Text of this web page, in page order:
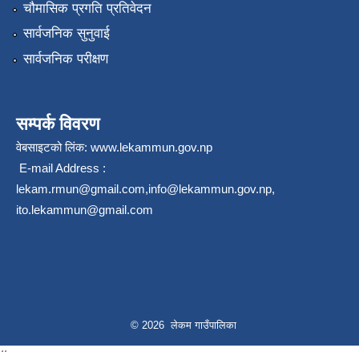
चौमासिक प्रगति प्रतिवेदन
सार्वजनिक सुनुवाई
सार्वजनिक परीक्षण
सम्पर्क विवरण
वेबसाइटको लिंक: www.lekammun.gov.np
E-mail Address :
lekam.rmun@gmail.com,info@lekammun.gov.np,
ito.lekammun@gmail.com
© 2026 लेकम गाउँपालिका